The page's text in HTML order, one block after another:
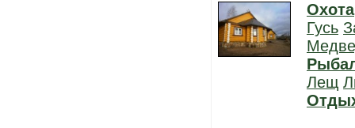
Охота
Гусь
Лещ